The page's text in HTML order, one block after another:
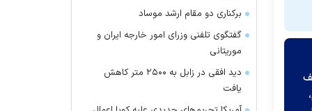
برکناری دو مقام ارشد موساد
گفتگوی تلفنی وزرای امور خارجه ایران و
موریتانی
دید افقی در زابل به ۲۵۰۰ متر کاهش
یافت